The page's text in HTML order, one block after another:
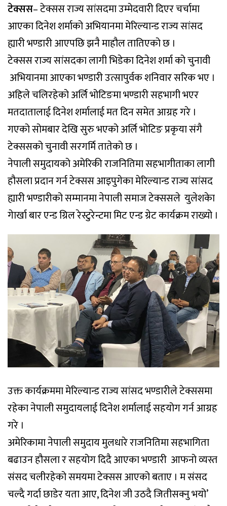
टेक्सस– टेक्सस राज्य सांसदमा उम्मेदवारी दिएर चर्चामा
आएका दिनेश शर्माको अभियानमा मेरिल्यान्ड राज्य सांसद
ह्यारी भण्डारी आएपछि झनै माहौल तातिएको छ ।
टेक्सस राज्य सांसदका लागी भिडेका दिनेश शर्मा को चुनावी
अभियानमा आएका भण्डारी उत्सापुर्वक शनिवार सरिक भए ।
अहिले चलिरहेको अर्लि भोटिङमा भण्डारी सहभागी भएर
मतदातालाई दिनेश शर्मालाई मत दिन समेत आग्रह गरे ।
गएको सोमबार देखि सुरु भएको अर्लि भोटिङ प्रकृया संगै
टेक्ससको चुनावी सरगर्मि तातेको छ ।
नेपाली समुदायको अमेरिकी राजनितिमा सहभागीताका लागी
हौसला प्रदान गर्न टेक्सस आइपुगेका मेरिल्यान्ड राज्य सांसद
ह्यारी भण्डारीको सम्मानमा नेपाली समाज टेक्ससले युलेशकेा
गेार्खा बार एन्ड ग्रिल रेस्टुरेन्टमा मिट एन्ड ग्रेट कार्यक्रम राख्यो ।
उक्त कार्यक्रममा मेरिल्यान्ड राज्य सांसद भण्डारीले टेक्ससमा
रहेका नेपाली समुदायलाई दिनेश शर्मालाई सहयोग गर्न आग्रह
गरे ।
अमेरिकामा नेपाली समुदाय मुलधारे राजनितिमा सहभागिता
बढाउन हौसला र सहयोग दिदै आएका भण्डारी आफनो व्यस्त
संसद चलीरहेको समयमा टेक्सस आएको बताए । म संसद
चल्दै गर्दा छाडेर यता आए, दिनेश जी उठदै जितीसक्नु भयो’